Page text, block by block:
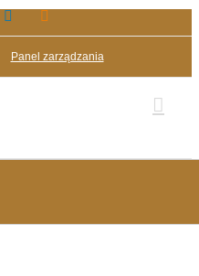
LinkedIn
Panel zarządzania